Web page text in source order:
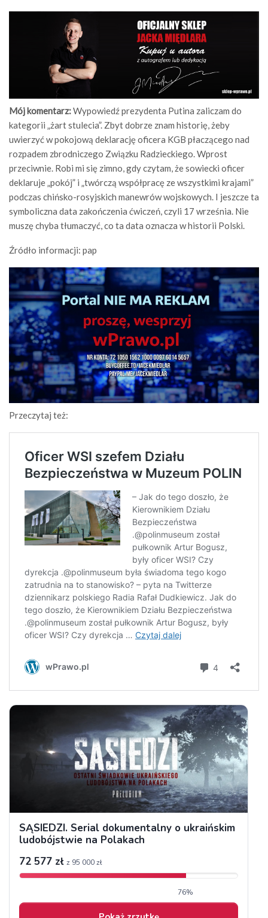
Mój komentarz:Wypowiedź prezydenta Putina zaliczam do
kategorii „żart stulecia”. Zbyt dobrze znam historię, żeby
uwierzyć w pokojową deklarację oficera KGB płaczącego nad
rozpadem zbrodniczego Związku Radzieckiego. Wprost
przeciwnie. Robi mi się zimno, gdy czytam, że sowiecki oficer
deklaruje „pokój” i „twórczą współpracę ze wszystkimi krajami”
podczas chińsko-rosyjskich manewrów wojskowych. I jeszcze ta
symboliczna data zakończenia ćwiczeń, czyli 17 września. Nie
muszę chyba tłumaczyć, co ta data oznacza w historii Polski.
Źródło informacji: pap
Przeczytaj też: